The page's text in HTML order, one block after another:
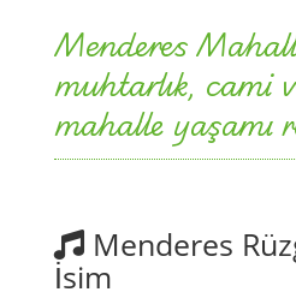
Menderes
muhtarlık, cami
mahalle yaşamı
Menderes
İsim